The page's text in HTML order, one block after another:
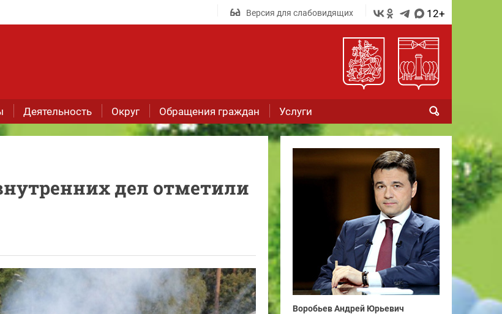
Версия для слабовидящих 12+
Деятельность Округ Обращения граждан Услуги
дел отметили
Воробьев Андрей Юрьевич